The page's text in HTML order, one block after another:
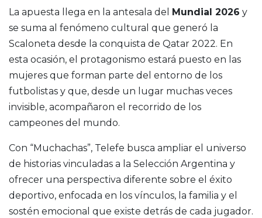
La apuesta llega en la antesala del Mundial 2026 y
se suma al fenómeno cultural que generó la
Scaloneta desde la conquista de Qatar 2022. En
esta ocasión, el protagonismo estará puesto en las
mujeres que forman parte del entorno de los
futbolistas y que, desde un lugar muchas veces
invisible, acompañaron el recorrido de los
campeones del mundo.
Con “Muchachas”, Telefe busca ampliar el universo
de historias vinculadas a la Selección Argentina y
ofrecer una perspectiva diferente sobre el éxito
deportivo, enfocada en los vínculos, la familia y el
sostén emocional que existe detrás de cada jugador.